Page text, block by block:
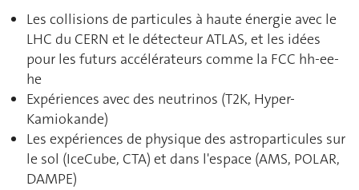
Les collisions de particules à haute énergie avec le
LHC du CERN et le détecteur ATLAS, et les idées
pour les futurs accélérateurs comme la FCC hh-ee-
he
Expériences avec des neutrinos (T2K, Hyper-
Kamiokande)
Les expériences de physique des astroparticules sur
le sol (IceCube, CTA) et dans l'espace (AMS, POLAR,
DAMPE)